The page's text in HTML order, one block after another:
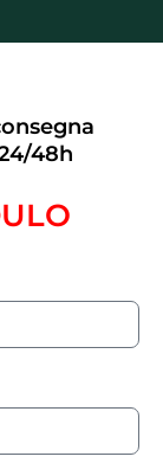
48h